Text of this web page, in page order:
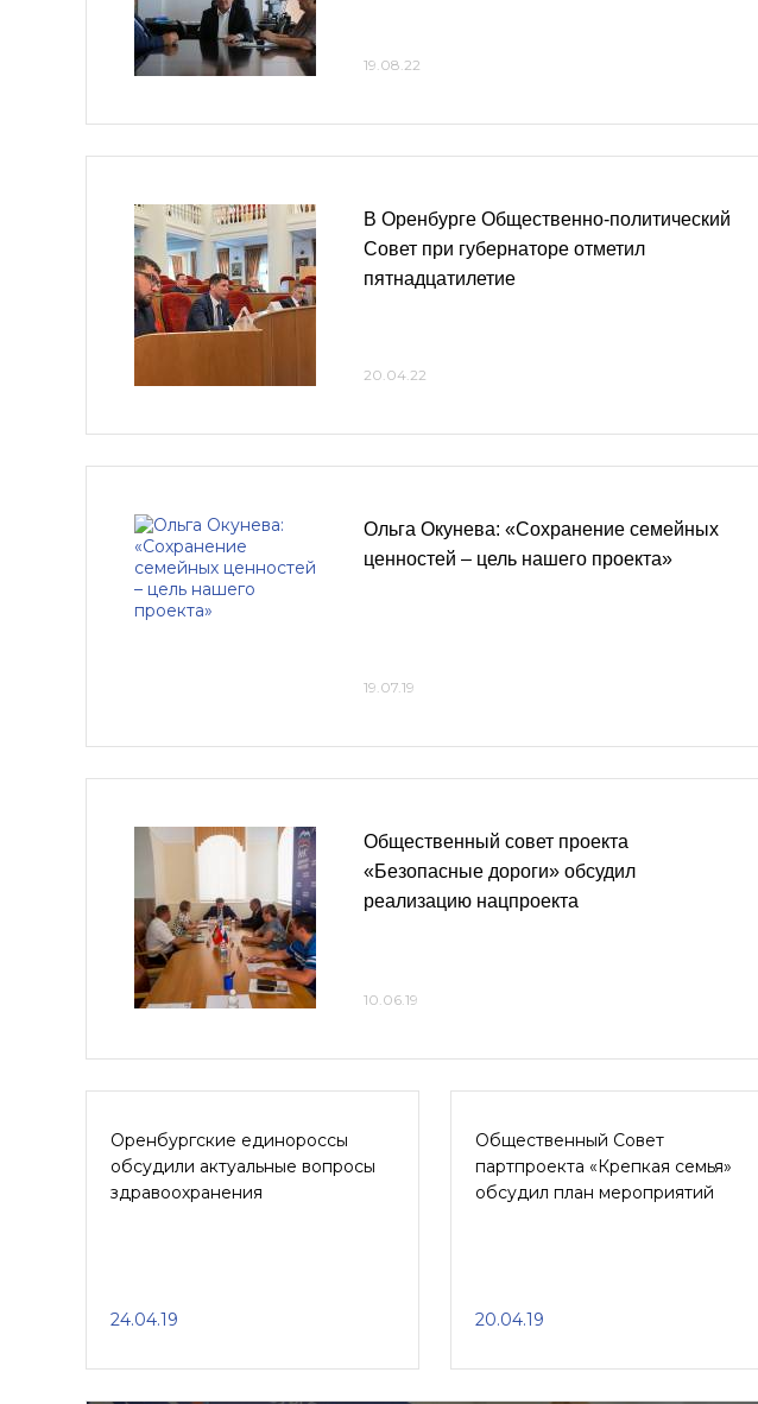
19.08.22
В Оренбурге Общественно-политический
Совет при губернаторе отметил
пятнадцатилетие
20.04.22
Ольга Окунева: «Сохранение семейных
ценностей – цель нашего проекта»
19.07.19
Общественный совет проекта
«Безопасные дороги» обсудил
реализацию нацпроекта
10.06.19
Оренбургские единороссы
обсудили актуальные вопросы
здравоохранения
24.04.19
Общественный Совет
партпроекта «Крепкая семья»
обсудил план мероприятий
20.04.19